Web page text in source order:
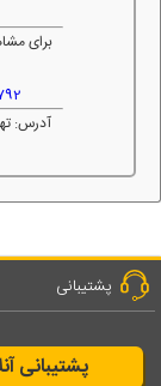
برای
آدرس:
پشتیبانی
پشتیبانی